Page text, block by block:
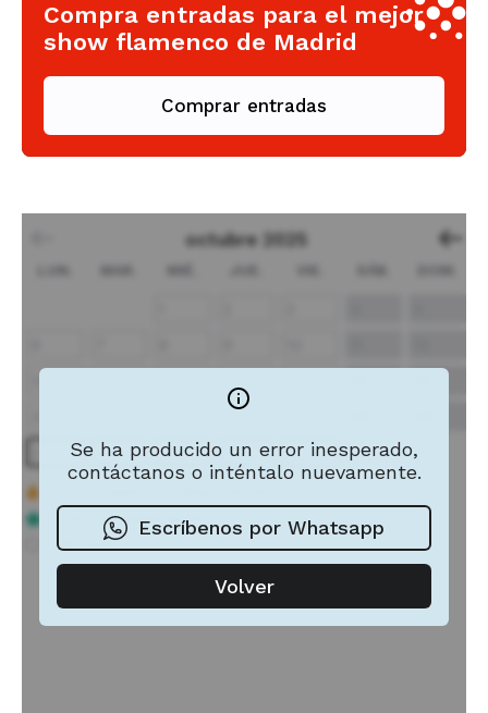
Compra entradas para el mejor
show flamenco de Madrid
Comprar entradas